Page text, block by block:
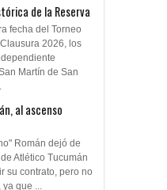
de la Reserva
fecha del Torneo
2026, los
Martín de San
al ascenso
Román dejó de
Atlético Tucumán
su contrato, pero no
que ...